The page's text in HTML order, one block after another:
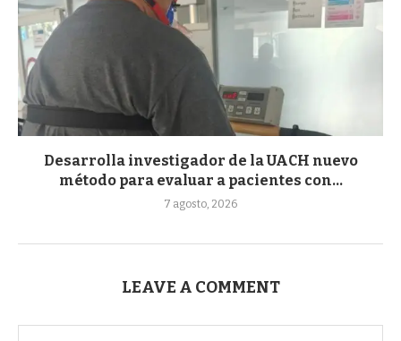
Desarrolla investigador de la UACH nuevo
método para evaluar a pacientes con...
7 agosto, 2026
LEAVE A COMMENT